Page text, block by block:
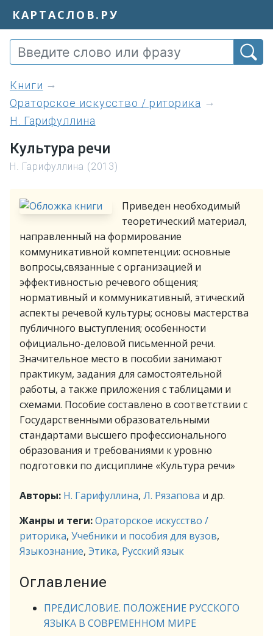
КАРТАСЛОВ.РУ
книги
Ораторское искусство / риторика
Н. Гарифуллина
Культура речи
Н. Гарифуллина (2013)
Приведен необходимый
теоретический материал,
направленный на формирование
коммуникативной компетенции: основные
вопросы,связанные с организацией и
эффективностью речевого общения;
нормативный и коммуникативный, этический
аспекты речевой культуры; основы мастерства
публичного выступления; особенности
официально-деловой письменной речи.
Значительное место в пособии занимают
практикум, задания для самостоятельной
работы, а также приложения с таблицами и
схемами. Пособие составлено в соответствии с
Государственными образовательными
стандартами высшего профессионального
образования и требованиями к уровню
подготовки по дисциплине «Культура речи»
Авторы: Н. Гарифуллина, Л. Рязапова и др.
Жанры и теги:Ораторское искусство /
риторика, Учебники и пособия для вузов,
Языкознание, Этика, Русский язык
Оглавление
ПРЕДИСЛОВИЕ. ПОЛОЖЕНИЕ РУССКОГО
ЯЗЫКА В СОВРЕМЕННОМ МИРЕ